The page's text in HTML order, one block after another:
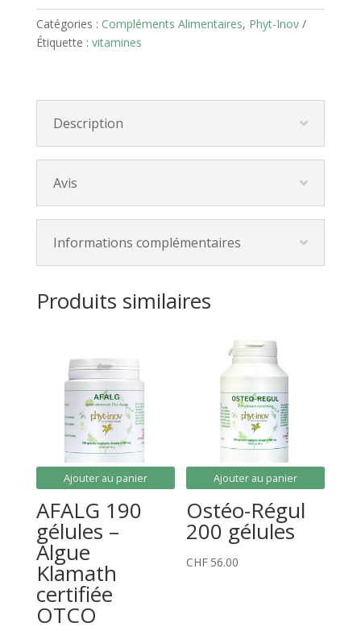
Catégories : Compléments Alimentaires, Phyt-Inov
Étiquette : vitamines
Description
Avis
Informations complémentaires
Produits similaires
Ajouter au panier
AFALG 190
gélules –
Algue
Klamath
certifiée
OTCO
Ajouter au panier
Ostéo-Régul
200 gélules
CHF 56.00